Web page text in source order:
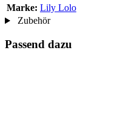
Marke: Lily Lolo
Zubehör
Passend dazu